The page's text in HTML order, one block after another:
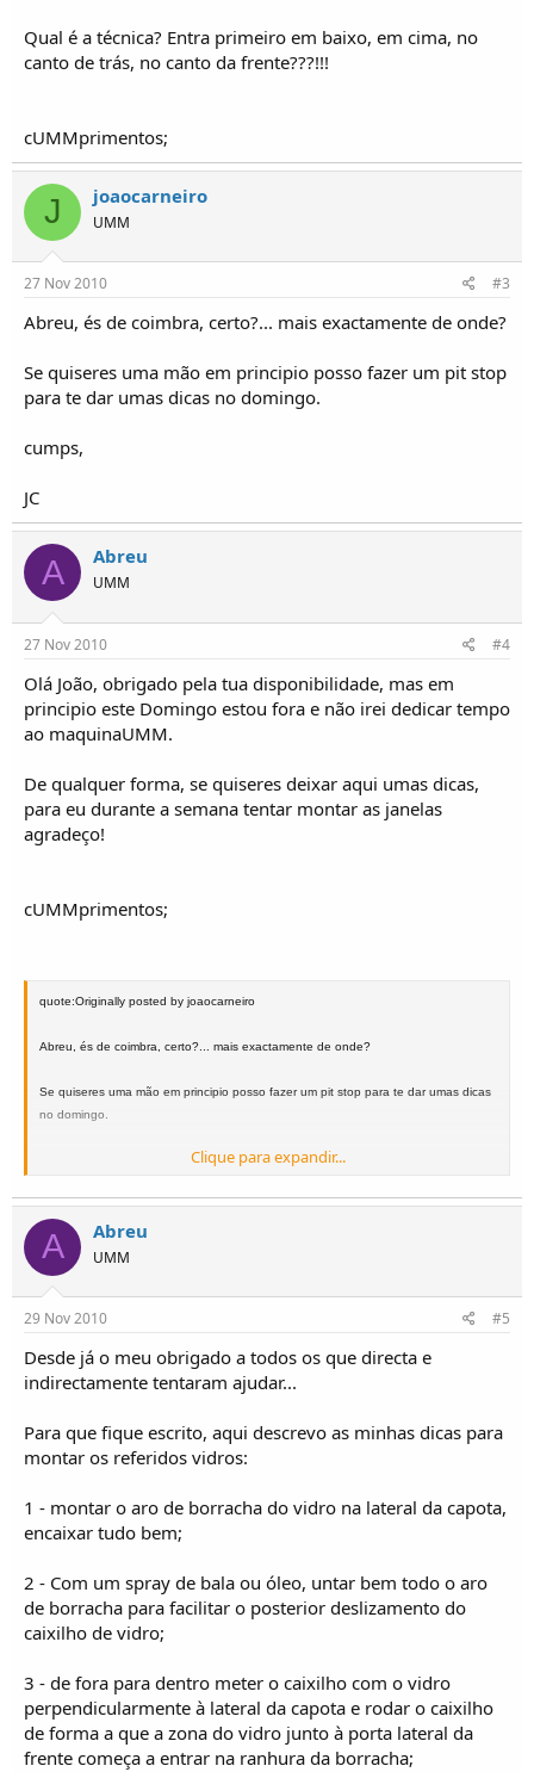
Qual é a técnica? Entra primeiro em baixo, em cima, no
canto de trás, no canto da frente???!!!
cUMMprimentos;
J joaocarneiro
UMM
27 Nov 2010 #3
Abreu, és de coimbra, certo?... mais exactamente de onde?
Se quiseres uma mão em principio posso fazer um pit stop
para te dar umas dicas no domingo.
cumps,
JC
A Abreu
UMM
27 Nov 2010 #4
Olá João, obrigado pela tua disponibilidade, mas em
principio este Domingo estou fora e não irei dedicar tempo
ao maquinaUMM.
De qualquer forma, se quiseres deixar aqui umas dicas,
para eu durante a semana tentar montar as janelas
agradeço!
cUMMprimentos;
quote:Originally posted by joaocarneiro
Abreu, és de coimbra, certo?... mais exactamente de onde?
Se quiseres uma mão em principio posso fazer um pit stop para te dar umas dicas
no domingo.
JC
Clique para expandir...
A Abreu
UMM
29 Nov 2010 #5
Desde já o meu obrigado a todos os que directa e
indirectamente tentaram ajudar...
Para que fique escrito, aqui descrevo as minhas dicas para
montar os referidos vidros:
1 - montar o aro de borracha do vidro na lateral da capota,
encaixar tudo bem;
2 - Com um spray de bala ou óleo, untar bem todo o aro
de borracha para facilitar o posterior deslizamento do
caixilho de vidro;
3 - de fora para dentro meter o caixilho com o vidro
perpendicularmente à lateral da capota e rodar o caixilho
de forma a que a zona do vidro junto à porta lateral da
frente começa a entrar na ranhura da borracha;